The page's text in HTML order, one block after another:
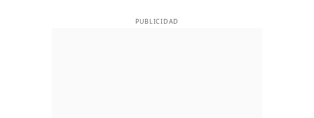
PUBLICIDAD